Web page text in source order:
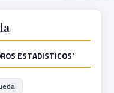
ESTADISTICOS'